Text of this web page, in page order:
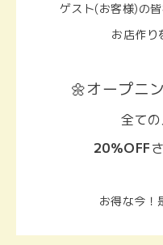
ゲスト(お客様)の
お店作り
🌼オープニ
全て
20％OFF
お得な今！